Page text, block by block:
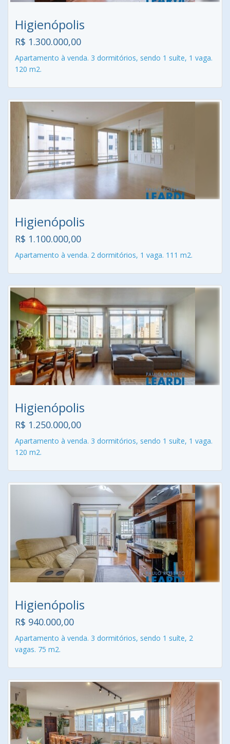
Higienópolis
R$ 1.300.000,00
Apartamento à venda. 3 dormitórios, sendo 1 suíte, 1 vaga.
120 m2.
Higienópolis
R$ 1.100.000,00
Apartamento à venda. 2 dormitórios, 1 vaga. 111 m2.
Higienópolis
R$ 1.250.000,00
Apartamento à venda. 3 dormitórios, sendo 1 suíte, 1 vaga.
120 m2.
Higienópolis
R$ 940.000,00
Apartamento à venda. 3 dormitórios, sendo 1 suíte, 2
vagas. 75 m2.